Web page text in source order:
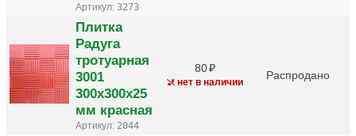
Артикул: 3273
Плитка
Радуга
тротуарная
3001
300х300х25
мм красная
Артикул: 2044
80
нет в наличии
Распродано